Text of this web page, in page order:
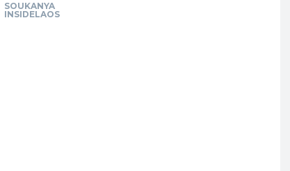
SOUKANYA
INSIDELAOS